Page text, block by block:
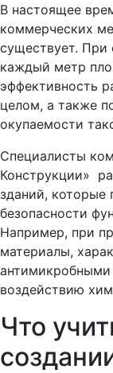
В настоящее
коммерческих
существует. При
каждый метр
эффективность
целом, а также
окупаемости
Специалисты
Конструкции»
зданий, которые
безопасности
Например, при
материалы,
воздействию
Что